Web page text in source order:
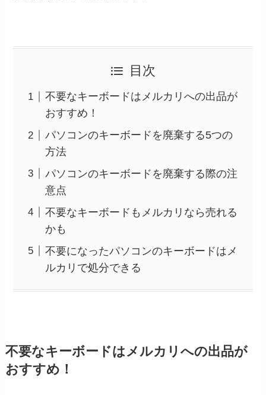
目次
不要なキーボードはメルカリへの出品が
おすすめ！
パソコンのキーボードを廃棄する5つの
方法
パソコンのキーボードを廃棄する際の注
意点
不要なキーボードもメルカリなら売れる
かも
不要になったパソコンのキーボードはメ
ルカリで処分できる
不要なキーボードはメルカリへの出品が
おすすめ！